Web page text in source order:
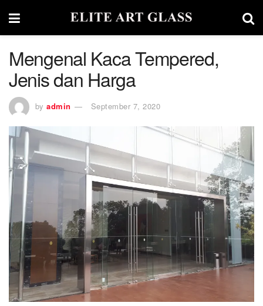
Mengenal Kaca Tempered,
Jenis dan Harga
by admin September 7, 2020